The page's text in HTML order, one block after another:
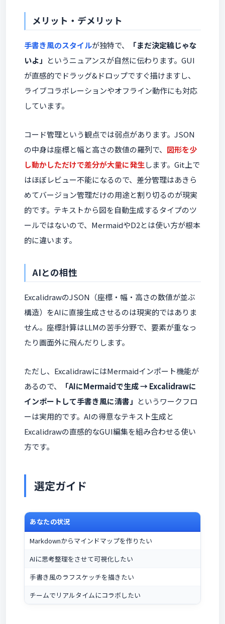
メリット・デメリット
手書き風のスタイルが独特で、
「まだ決定稿じゃな
いよ」 というニュアンスが自然に伝わります。GUI
が直感的でドラッグ&ドロップですぐ描けますし、
ライブコラボレーションやオフライン動作にも対応
しています。
コード管理という観点では弱点があります。JSON
の中身は座標と幅と高さの数値の羅列で、 図形を少
し動かしただけで差分が大量に発生します。Git上で
はほぼレビュー不能になるので、差分管理はあきら
めてバージョン管理だけの用途と割り切るのが現実
的です。テキストから図を自動生成するタイプのツ
ールではないので、MermaidやD2とは使い方が根本
的に違います。
AIとの相性
ExcalidrawのJSON（座標・幅・高さの数値が並ぶ
構造）をAIに直接生成させるのは現実的ではありま
せん。座標計算はLLMの苦手分野で、要素が重なっ
たり画面外に飛んだりします。
ただし、ExcalidrawにはMermaidインポート機能が
あるので、
「AIにMermaidで生成 → Excalidrawに
インポートして手書き風に清書」 というワークフロ
ーは実用的です。AIの得意なテキスト生成と
Excalidrawの直感的なGUI編集を組み合わせる使い
方です。
選定ガイド
あなたの状況
Markdownからマインドマップを作りたい
AIに思考整理をさせて可視化したい
手書き風のラフスケッチを描きたい
チームでリアルタイムにコラボしたい